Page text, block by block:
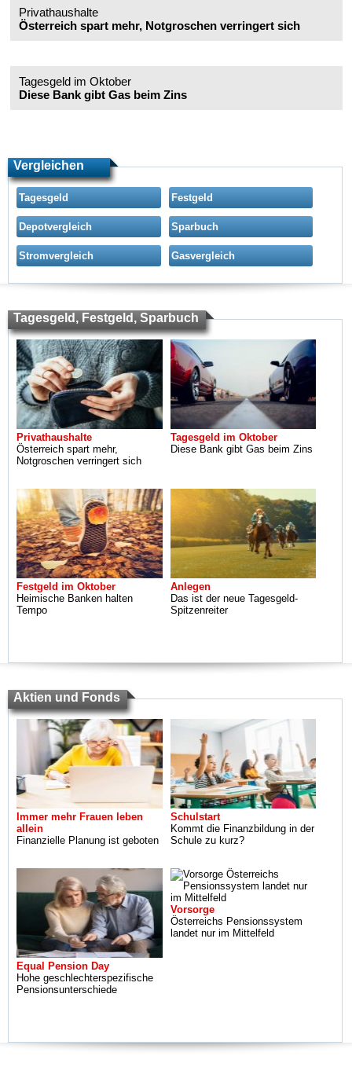
Privathaushalte
Österreich spart mehr, Notgroschen verringert sich
Tagesgeld im Oktober
Diese Bank gibt Gas beim Zins
Vergleichen
Tagesgeld Festgeld
Depotvergleich Sparbuch
Stromvergleich Gasvergleich
Tagesgeld, Festgeld, Sparbuch
Privathaushalte
Österreich spart mehr,
Notgroschen verringert sich
Tagesgeld im Oktober
Diese Bank gibt Gas beim Zins
Festgeld im Oktober
Heimische Banken halten
Tempo
Anlegen
Das ist der neue Tagesgeld-
Spitzenreiter
Aktien und Fonds
Immer mehr Frauen leben
allein
Finanzielle Planung ist geboten
Schulstart
Kommt die Finanzbildung in der
Schule zu kurz?
Equal Pension Day
Hohe geschlechterspezifische
Pensionsunterschiede
Vorsorge
Österreichs Pensionssystem
landet nur im Mittelfeld